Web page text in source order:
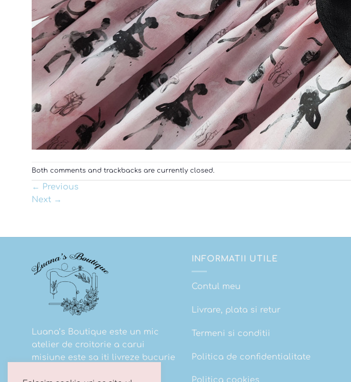
Both comments and trackbacks are currently closed.
← Previous
Next →
Luana’s Boutique este un mic
atelier de croitorie a carui
misiune este sa iti livreze bucurie
INFORMATII UTILE
Contul meu
Livrare, plata si retur
Termeni si conditii
Politica de confidentialitate
Politica cookies